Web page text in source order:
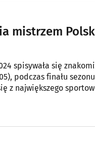
mistrzem
spisywała się
podczas finału
z największego